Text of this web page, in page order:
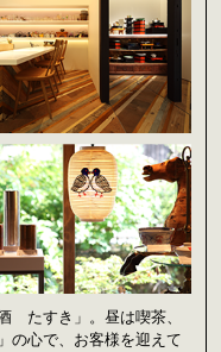
たすき」。昼は喫茶、
の心で、お客様を迎えて